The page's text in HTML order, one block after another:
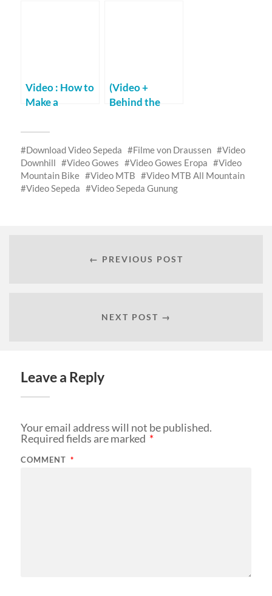
Video : How to
Make a
Film
(Video +
Behind the
Download Video Sepeda Filme von Draussen
Video
Downhill
Video Gowes Video Gowes Eropa
Video
Mountain Bike
Video MTB
Video MTB All Mountain
Video Sepeda
Video Sepeda Gunung
← PREVIOUS POST
NEXT POST →
Leave a Reply
Your email address will not be published.
Required fields are marked *
COMMENT *